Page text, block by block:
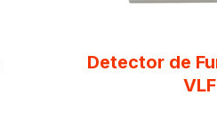
Detector de